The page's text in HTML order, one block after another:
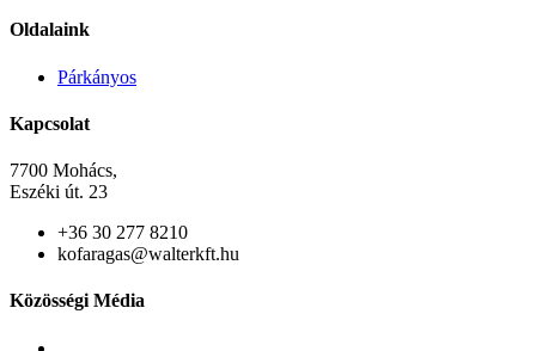
Oldalaink
Párkányos
Kapcsolat
7700 Mohács,
Eszéki út. 23
+36 30 277 8210
kofaragas@walterkft.hu
Közösségi Média